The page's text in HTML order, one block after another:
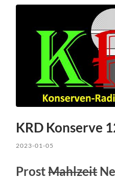
KRD Konserve
2023-01-05
ProstMahlzeit